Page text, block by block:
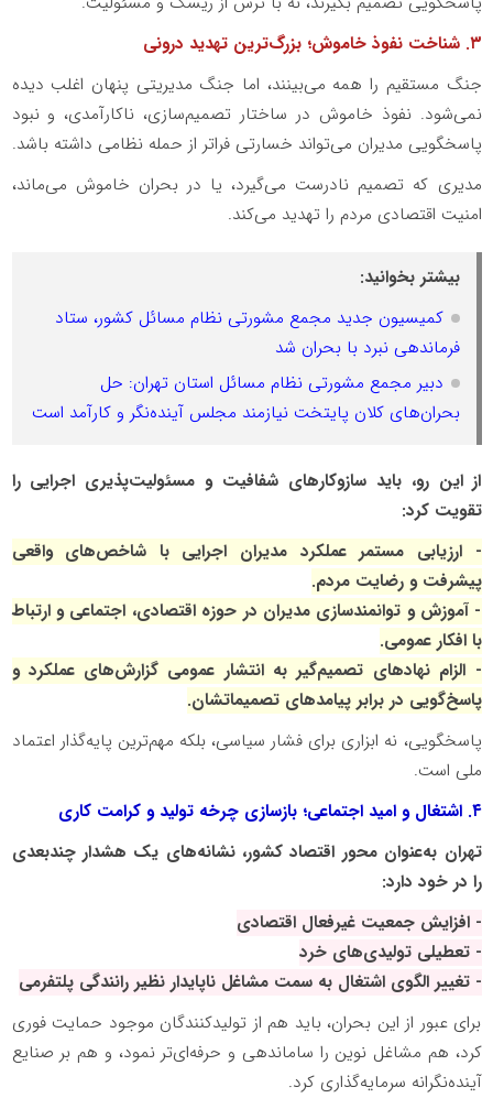
۳. شناخت نفوذ خاموش؛ بزرگ‌ترین تهدید درونی
جنگ مستقیم را همه می‌بینند، اما جنگ مدیریتی پنهان اغلب دیده
نمی‌شود. نفوذ خاموش در ساختار تصمیم‌سازی، ناکارآمدی، و نبود
پاسخگویی مدیران می‌تواند خسارتی فراتر از حمله نظامی داشته باشد.
مدیری که تصمیم نادرست می‌گیرد، یا در بحران خاموش می‌ماند،
امنیت اقتصادی مردم را تهدید می‌کند.
بیشتر بخوانید:
کمیسیون جدید مجمع مشورتی نظام مسائل کشور، ستاد
فرماندهی نبرد با بحران شد
دبیر مجمع مشورتی نظام مسائل استان تهران: حل
بحران‌های کلان پایتخت نیازمند مجلس آینده‌نگر و کارآمد است
از این رو، باید سازوکارهای شفافیت و مسئولیت‌پذیری اجرایی را
تقویت کرد:
- ارزیابی مستمر عملکرد مدیران اجرایی با شاخص‌های واقعی
پیشرفت و رضایت مردم.
- آموزش و توانمندسازی مدیران در حوزه اقتصادی، اجتماعی و ارتباط
با افکار عمومی.
- الزام نهادهای تصمیم‌گیر به انتشار عمومی گزارش‌های عملکرد و
پاسخ‌گویی در برابر پیامدهای تصمیماتشان.
پاسخگویی، نه ابزاری برای فشار سیاسی، بلکه مهم‌ترین پایه‌گذار اعتماد
ملی است.
۴. اشتغال و امید اجتماعی؛ بازسازی چرخه تولید و کرامت کاری
تهران به‌عنوان محور اقتصاد کشور، نشانه‌های یک هشدار چندبعدی
را در خود دارد:
- افزایش جمعیت غیرفعال اقتصادی
- تعطیلی تولیدی‌های خرد
- تغییر الگوی اشتغال به سمت مشاغل ناپایدار نظیر رانندگی پلتفرمی
برای عبور از این بحران، باید هم از تولیدکنندگان موجود حمایت فوری
کرد، هم مشاغل نوین را ساماندهی و حرفه‌ای‌تر نمود، و هم بر صنایع
آینده‌نگرانه سرمایه‌گذاری کرد.